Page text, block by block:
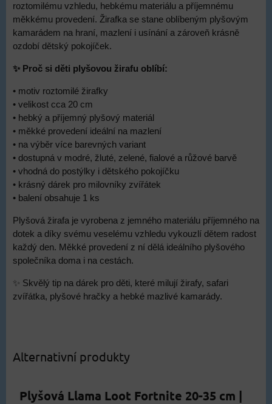
roztomilému vzhledu, hebkému materiálu a příjemnému
měkkému provedení. Žirafka se stane oblíbeným plyšovým
kamarádem na hraní, mazlení i usínání a zároveň krásně
ozdobí dětský pokojíček.
✨ Proč si děti plyšovou žirafu oblíbí:
• motiv roztomilé žirafky
• velikost cca 20 cm
• hebký a příjemný plyšový materiál
• měkké provedení ideální na mazlení
• na výběr více barevných variant
• dostupná v modré, žluté, zelené, fialové a růžové barvě
• vhodná do postýlky i dětského pokojíčku
• krásný dárek pro milovníky zvířátek
• balení obsahuje 1 ks
Plyšová žirafa je vyrobena z jemného materiálu příjemného na
dotek a díky svému veselému vzhledu vykouzlí dětem radost
každý den. Měkké provedení z ní dělá ideálního plyšového
společníka doma i na cestách.
✨ Skvělý tip na dárek pro děti, které milují žirafy, safari
zvířátka, plyšové hračky a hebké mazlivé kamarády.
Alternativní produkty
Plyšová Llama Loot Fortnite 20-35 cm |